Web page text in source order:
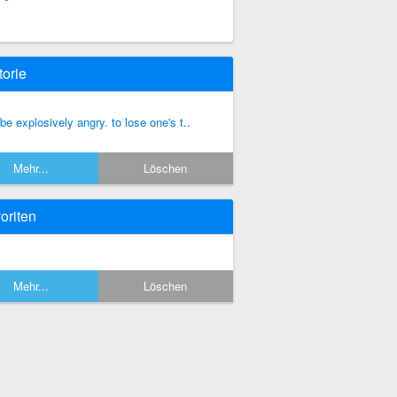
explosively angry. to lose one's t..
Mehr... Löschen
Mehr... Löschen